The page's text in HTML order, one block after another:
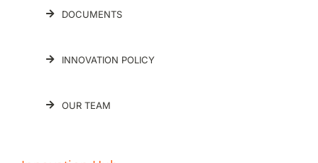
DOCUMENTS
INNOVATION POLICY
OUR TEAM